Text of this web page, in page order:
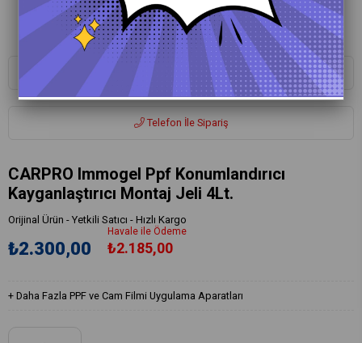
Whatsapp ile Sipariş
Telefon İle Sipariş
CARPRO Immogel Ppf Konumlandırıcı
Kayganlaştırıcı Montaj Jeli 4Lt.
Orijinal Ürün - Yetkili Satıcı - Hızlı Kargo
₺2.300,00
Havale ile Ödeme
₺2.185,00
+ Daha Fazla PPF ve Cam Filmi Uygulama Aparatları